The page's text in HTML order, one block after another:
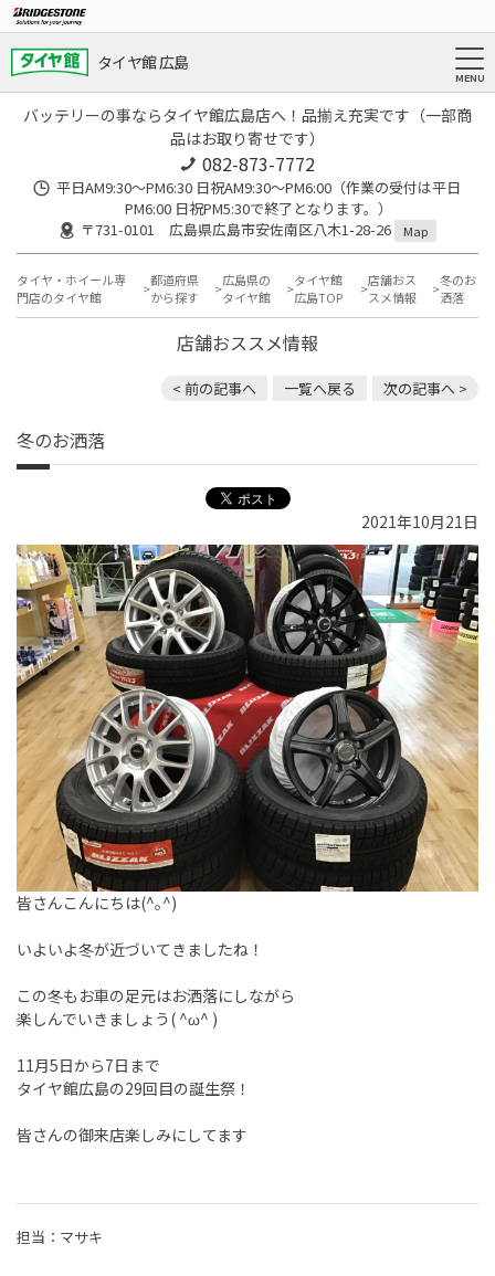
タイヤ館 広島
バッテリーの事ならタイヤ館広島店へ！品揃え充実です（一部商
品はお取り寄せです）
082-873-7772
平日AM9:30～PM6:30 日祝AM9:30〜PM6:00（作業の受付は平日
PM6:00 日祝PM5:30で終了となります。）
〒731-0101 広島県広島市安佐南区八木1-28-26
Map
タイヤ・ホイール専
門店のタイヤ館
都道府県
から探す
広島県の
タイヤ館
タイヤ館
広島TOP
店舗おス
スメ情報
冬のお
洒落
店舗おススメ情報
< 前の記事へ 一覧へ戻る 次の記事へ >
冬のお洒落
2021年10月21日
皆さんこんにちは(^｡^)
いよいよ冬が近づいてきましたね！
この冬もお車の足元はお洒落にしながら
楽しんでいきましょう( ^ω^ )
11月5日から7日まで
タイヤ館広島の29回目の誕生祭！
皆さんの御来店楽しみにしてます
担当：マサキ